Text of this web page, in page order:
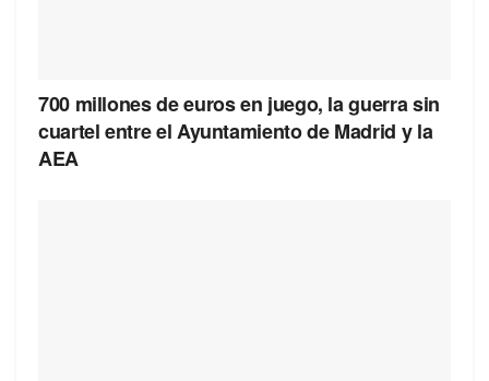
700 millones de euros en juego, la guerra sin
cuartel entre el Ayuntamiento de Madrid y la
AEA